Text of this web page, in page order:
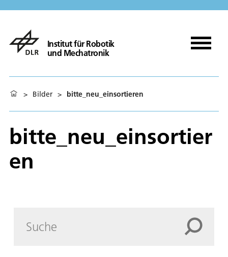
Institut für Robotik
und Mechatronik
> Bilder > bitte_neu_einsortieren
bitte_neu_einsortier
en